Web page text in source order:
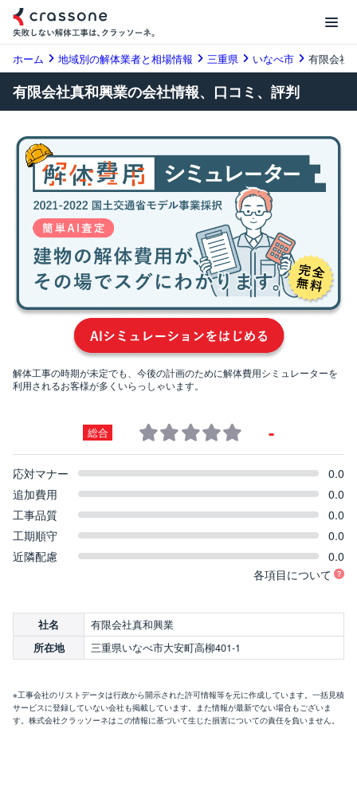
ホーム 地域別の解体業者と相場情報 三重県 いなべ市 有限会社
有限会社真和興業の会社情報、口コミ、評判
解体工事の時期が未定でも、今後の計画のために解体費用シミュレーターを
利用されるお客様が多くいらっしゃいます。
総合 -
応対マナー
0.0
追加費用
0.0
工事品質
0.0
工期順守
0.0
近隣配慮
0.0
各項目について
社名 有限会社真和興業
所在地 三重県いなべ市大安町高柳401-1
※工事会社のリストデータは行政から開示された許可情報等を元に作成しています。一括見積
サービスに登録していない会社も掲載しています。また情報が最新でない場合もございま
す。株式会社クラッソーネはこの情報に基づいて生じた損害についての責任を負いません。